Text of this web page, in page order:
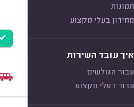
תמונות
מחירון בעלי מקצוע
איך עובד השירות
עבור הגולשים
עבור בעלי מקצוע